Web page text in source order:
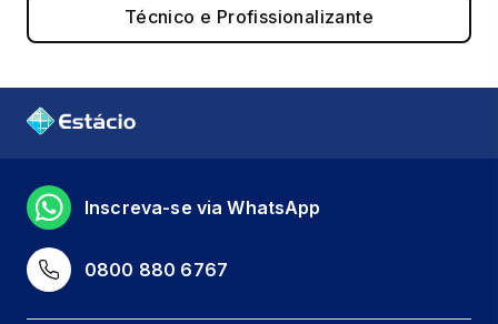
Técnico e Profissionalizante
0800 880 6767
Inscreva-se via WhatsApp